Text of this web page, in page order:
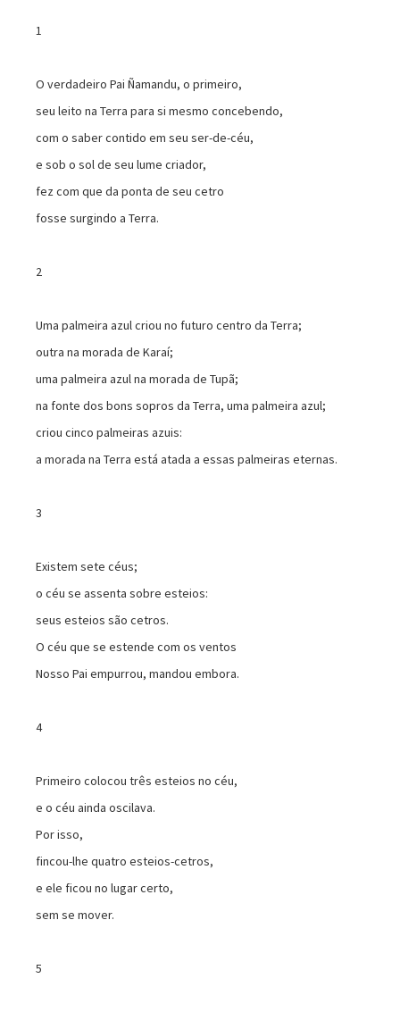
1
O verdadeiro Pai Ñamandu, o primeiro,
seu leito na Terra para si mesmo concebendo,
com o saber contido em seu ser-de-céu,
e sob o sol de seu lume criador,
fez com que da ponta de seu cetro
fosse surgindo a Terra.
2
Uma palmeira azul criou no futuro centro da Terra;
outra na morada de Karaí;
uma palmeira azul na morada de Tupã;
na fonte dos bons sopros da Terra, uma palmeira azul;
criou cinco palmeiras azuis:
a morada na Terra está atada a essas palmeiras eternas.
3
Existem sete céus;
o céu se assenta sobre esteios:
seus esteios são cetros.
O céu que se estende com os ventos
Nosso Pai empurrou, mandou embora.
4
Primeiro colocou três esteios no céu,
e o céu ainda oscilava.
Por isso,
fincou-lhe quatro esteios-cetros,
e ele ficou no lugar certo,
sem se mover.
5